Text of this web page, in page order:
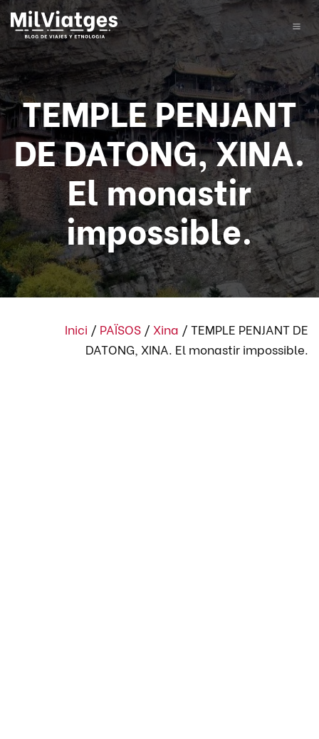
TEMPLE PENJANT
DE DATONG, XINA.
El monastir
impossible.
Inici / PAÏSOS / Xina / TEMPLE PENJANT DE
DATONG, XINA. El monastir impossible.